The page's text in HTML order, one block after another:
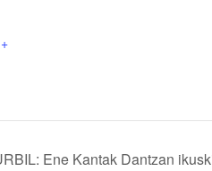
+
Ene Kantak Dantzan